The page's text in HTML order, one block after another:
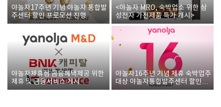
야놀자17주년 기념 야놀자 통합발
주센터 할인 프로모션 진행
<야놀자 MRO, 숙박업소 위한 삼
성전자 가전제품 특가 개시>
야놀자제휴점 금융혜택제공 위한
제휴 및 금융서비스 게시
야놀자16주년 기념 제휴 숙박업주
대상 야놀자통합발주센터 할인쿠
폰 증정